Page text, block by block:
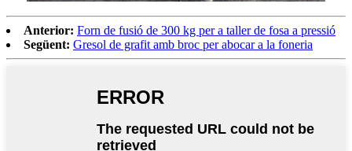
Anterior: Forn de fusió de 300 kg per a taller de fosa a pressió
Següent: Gresol de grafit amb broc per abocar a la foneria